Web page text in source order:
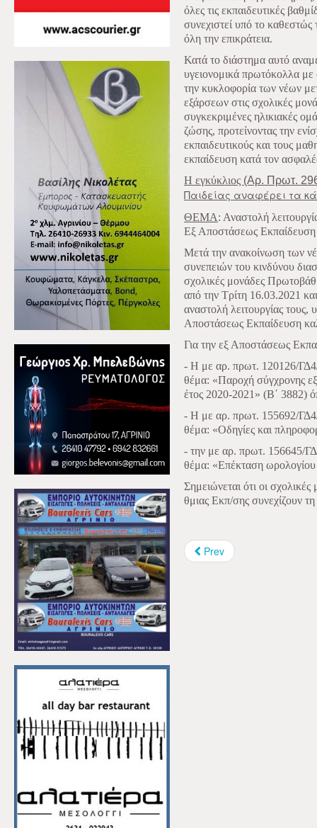
όλες τις εκπαιδευτικές
συνεχιστεί υπό το καθεστώς
όλη την επικράτεια.
Κατά το διάστημα αυτό
υγειονομικά πρωτόκολλα με
την κυκλοφορία των νέων
εξάρσεων στις σχολικές
συγκεκριμένες ηλικιακές
ζώσης, προτείνοντας την
εκπαιδευτικούς και τους
εκπαίδευση κατά τον
Η εγκύκλιος (Αρ. Πρωτ.
Παιδείας αναφέρει τα
ΘΕΜΑ: Αναστολή
Εξ Αποστάσεως Εκπαίδευση
Μετά την ανακοίνωση των
συνεπειών του κινδύνου
σχολικές μονάδες
από την Τρίτη 16.03.2021
αναστολή λειτουργίας τους,
Αποστάσεως Εκπαίδευση
Για την εξ Αποστάσεως
- Η με αρ. πρωτ. 120126/
θέμα: «Παροχή σύγχρονης
έτος 2020-2021» (Β΄ 3882)
- Η με αρ. πρωτ. 155692/
θέμα: «Οδηγίες και
- την με αρ. πρωτ. 156645/
θέμα: «Επέκταση
Σημειώνεται ότι οι
θμιας Εκπ/σης συνεχίζουν
Prev